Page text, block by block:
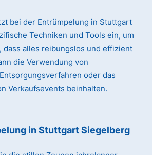
bei der Entrümpelung in Stuttgart
Techniken und Tools ein, um
dass alles reibungslos und effizient
die Verwendung von
oder das
Verkaufsevents beinhalten.
in Stuttgart Siegelberg